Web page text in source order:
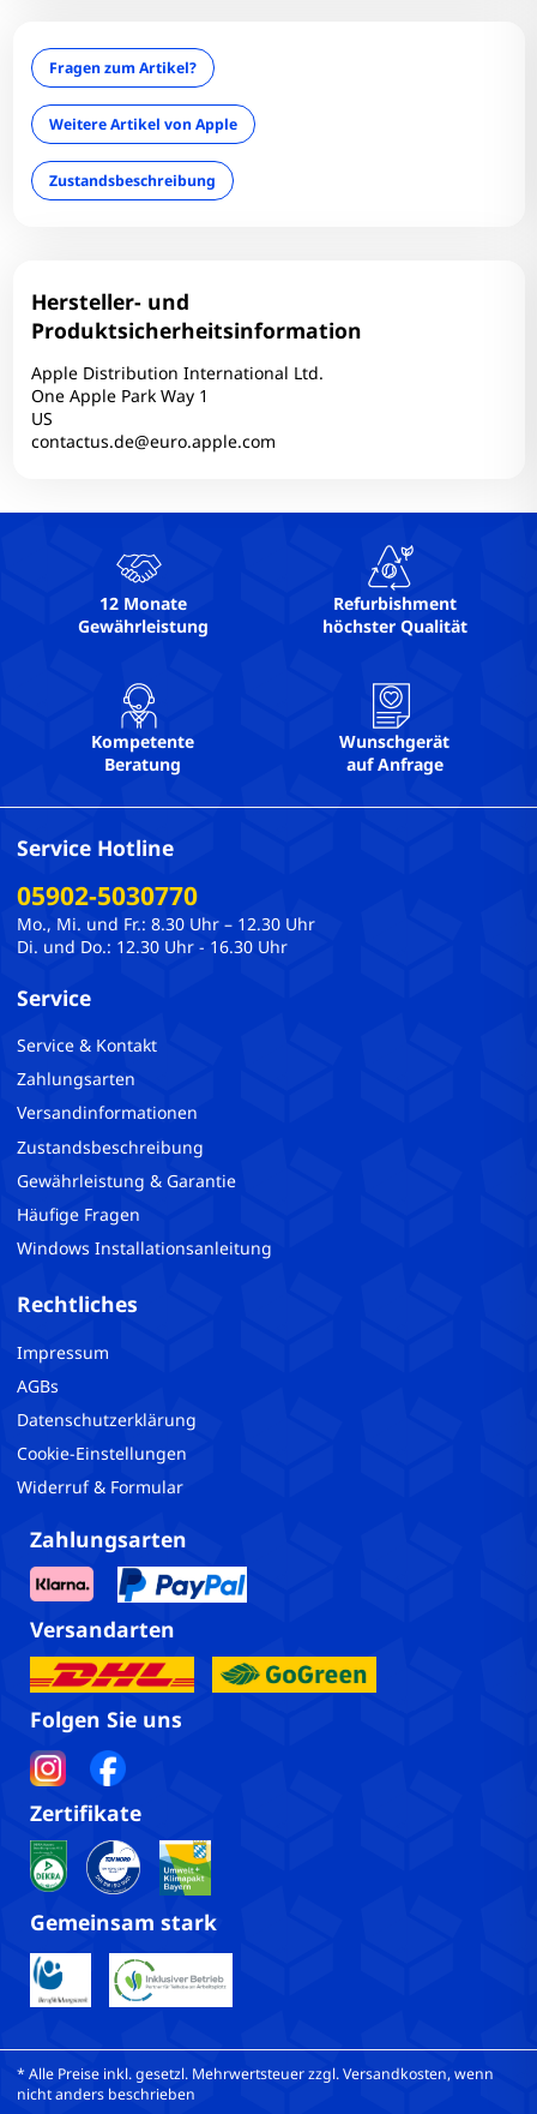
optisches Laufwerk: Nein
RAM-Größe: 16 GB
RAM-Typ: DDR3
Tastaturlayout: QWERTZ
Technischer Zustand: Einwandfrei
Webcam: Ja
WLAN: Ja
Fragen zum Artikel?
Weitere Artikel von Apple
Zustandsbeschreibung
Hersteller- und
Produktsicherheitsinformation
Apple Distribution International Ltd.
One Apple Park Way 1
US
contactus.de@euro.apple.com
12 Monate
Gewährleistung
Refurbishment
höchster Qualität
Kompetente
Beratung
Wunschgerät
auf Anfrage
Service Hotline
05902-5030770
Mo., Mi. und Fr.: 8.30 Uhr – 12.30 Uhr
Di. und Do.: 12.30 Uhr - 16.30 Uhr
Service
Service & Kontakt
Zahlungsarten
Versandinformationen
Zustandsbeschreibung
Gewährleistung & Garantie
Häufige Fragen
Windows Installationsanleitung
Rechtliches
Impressum
AGBs
Datenschutzerklärung
Cookie-Einstellungen
Widerruf & Formular
Zahlungsarten
Versandarten
Folgen Sie uns
Zertifikate
Gemeinsam stark
* Alle Preise inkl. gesetzl. Mehrwertsteuer zzgl. Versandkosten, wenn
nicht anders beschrieben